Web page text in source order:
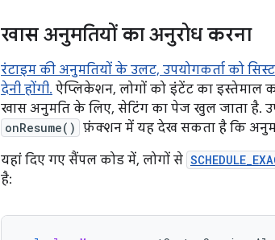
खास अनुमतियों का अनुरोध करना
रंटाइम की अनुमतियों के उलट, उपयोगकर्ता को
देनी होंगी. ऐप्लिकेशन, लोगों को इंटेंट का
खास अनुमति के लिए, सेटिंग का पेज खुल जाता है.
onResume() फ़ंक्शन में यह देख सकता है कि
यहां दिए गए सैंपल कोड में, लोगों से
है: